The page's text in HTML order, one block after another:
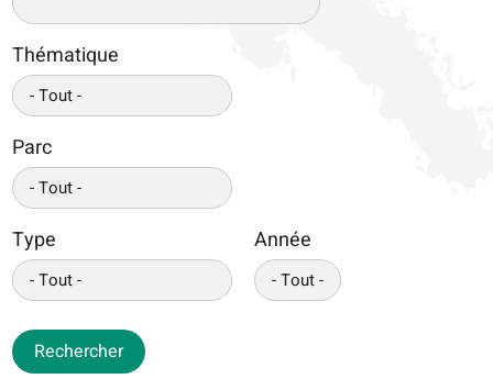
Thématique
Parc
Type Année
Rechercher